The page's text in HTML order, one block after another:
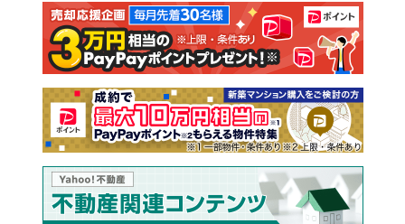
注文住宅 土地
売却査定